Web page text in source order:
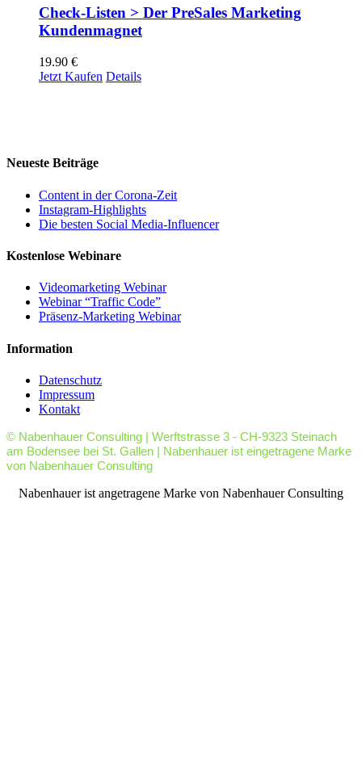
Check-Listen > Der PreSales Marketing
Kundenmagnet
19.90 €
Jetzt Kaufen Details
Neueste Beiträge
Content in der Corona-Zeit
Instagram-Highlights
Die besten Social Media-Influencer
Kostenlose Webinare
Videomarketing Webinar
Webinar “Traffic Code”
Präsenz-Marketing Webinar
Information
Datenschutz
Impressum
Kontakt
© Nabenhauer Consulting | Werftstrasse 3 - CH-9323 Steinach
am Bodensee bei St. Gallen | Nabenhauer ist eingetragene Marke
von Nabenhauer Consulting
facebook
youtube
rssNabenhauer ist angetragene Marke von Nabenhauer Consulting